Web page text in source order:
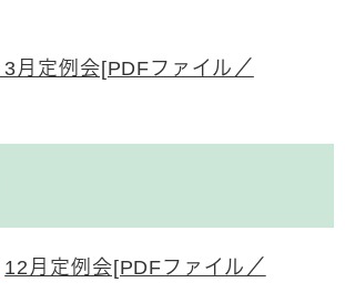
定例会[PDFファイル／
12月定例会[PDFファイル／